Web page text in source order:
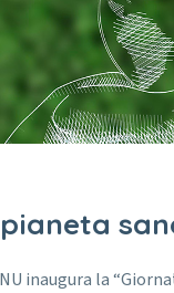
inaugura la